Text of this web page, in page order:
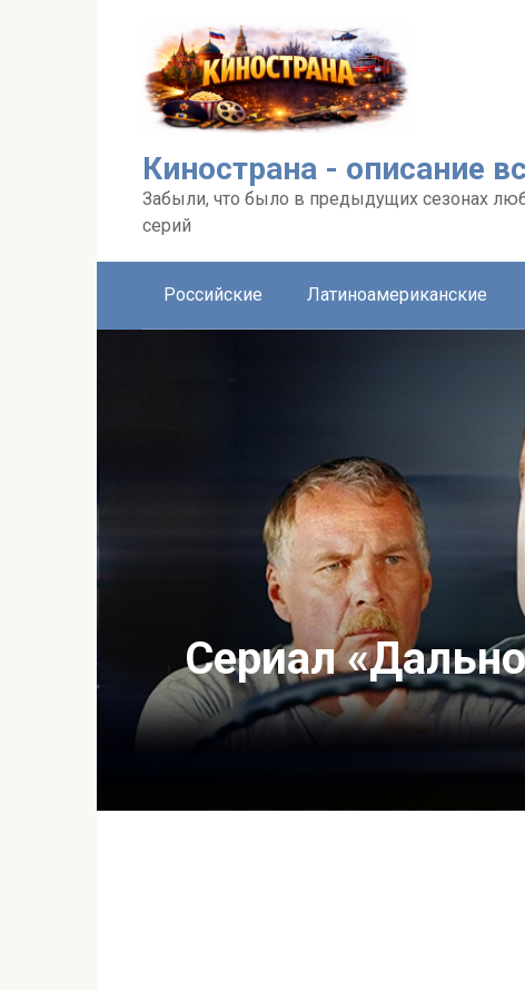
Кинострана - описание
Забыли, что было в предыдущих сезонах
серий
Российские Латиноамериканские
Сериал